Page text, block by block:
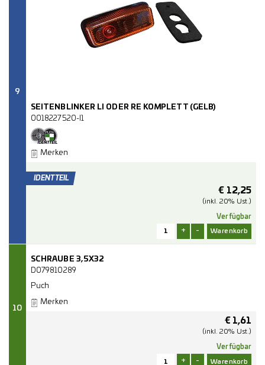
9
SEITENBLINKER LI ODER RE KOMPLETT (GELB)
0018227520-I1
Merken
€ 12,25
(inkl. 20% Ust.)
Verfügbar
+ -
10
SCHRAUBE 3,5X32
D079810289
Puch
Merken
€ 1,61
(inkl. 20% Ust.)
Verfügbar
+ -